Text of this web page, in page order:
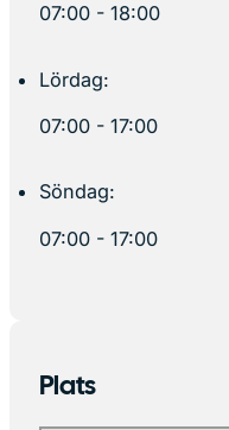
07:00 - 18:00
Lördag:
07:00 - 17:00
Söndag:
07:00 - 17:00
Plats